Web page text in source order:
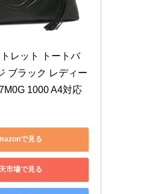
レット トートバ
ブラック レディー
1000 A4対応
で見る
市場で見る